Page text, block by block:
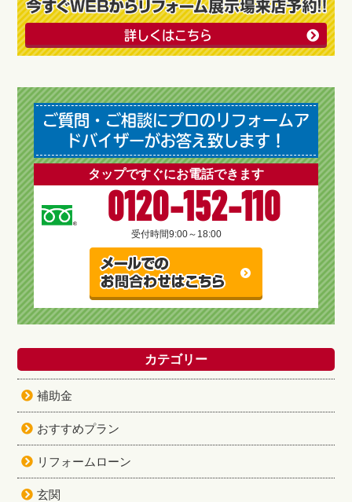
詳しくはこちら
ご質問・ご相談にプロのリフォームア
ドバイザーがお答え致します！
タップですぐにお電話できます
0120-152-110
受付時間9:00～18:00
カテゴリー
補助金
おすすめプラン
リフォームローン
玄関